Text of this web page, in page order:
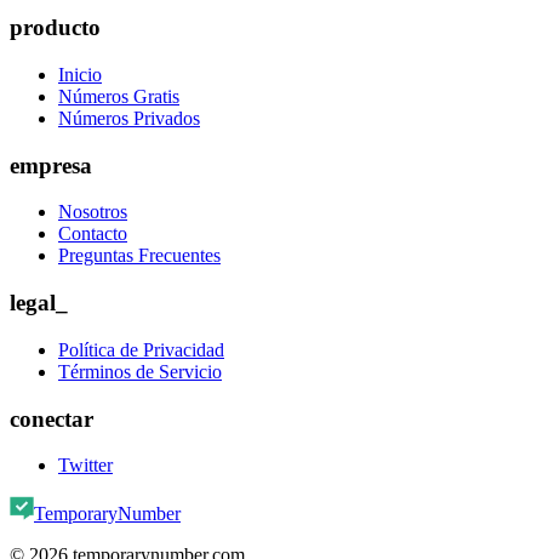
producto
Inicio
Números Gratis
Números Privados
empresa
Nosotros
Contacto
Preguntas Frecuentes
legal_
Política de Privacidad
Términos de Servicio
conectar
Twitter
TemporaryNumber